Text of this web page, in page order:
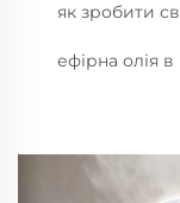
як зробити
ефірна олія